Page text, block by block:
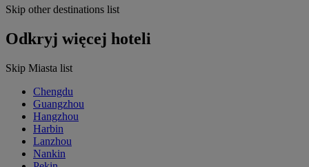
Skip other destinations list
Odkryj więcej hoteli
Skip Miasta list
Chengdu
Guangzhou
Hangzhou
Harbin
Lanzhou
Nankin